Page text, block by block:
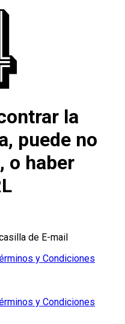
la
puede no
o haber
de E-mail
y Condiciones
y Condiciones